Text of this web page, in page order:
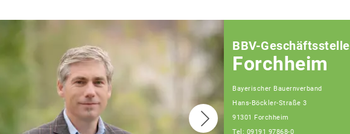
BBV-Geschäftsstelle
Forchheim
Bayerischer Bauernverband
Hans-Böckler-Straße 3
91301 Forchheim
Tel: 09191 97868-0